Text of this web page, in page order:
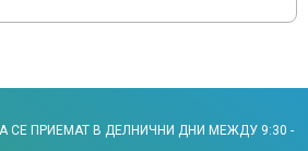
ПРИЕМАТ В ДЕЛНИЧНИ ДНИ МЕЖДУ 9:30 -